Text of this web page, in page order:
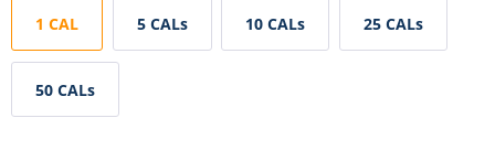
1 CAL 5 CALs 10 CALs 25 CALs
50 CALs